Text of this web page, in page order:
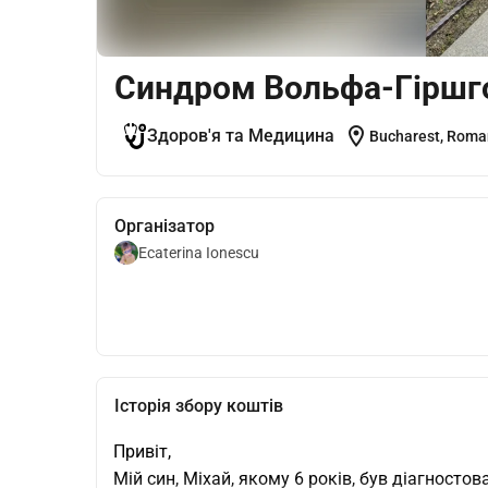
Синдром Вольфа-
Здоров'я та Медицина location_on Bucharest,
Організатор
Ecaterina Ionescu
Історія збору коштів
Привіт,
Мій син, Міхай, якому 6 років, був